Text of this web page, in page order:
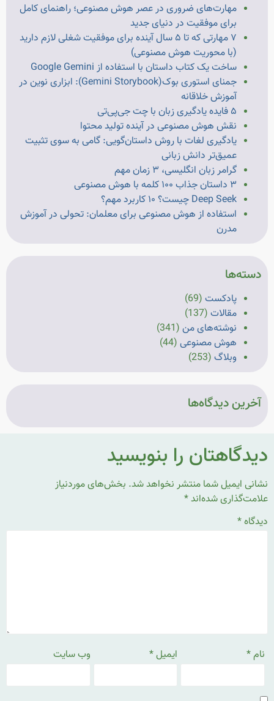
مهارت‌های ضروری در عصر هوش مصنوعی؛ راهنمای کامل
برای موفقیت در دنیای جدید
۷ مهارتی که تا ۵ سال آینده برای موفقیت شغلی لازم دارید
(با محوریت هوش مصنوعی)
ساخت یک کتاب داستان با استفاده از Google Gemini
جمنای استوری بوک(Gemini Storybook): ابزاری نوین در
آموزش خلاقانه
۵ فایده یادگیری زبان با چت جی‌پی‌تی
نقش هوش مصنوعی در آینده تولید محتوا
یادگیری لغات با روش داستان‌گویی: گامی به سوی تثبیت
عمیق‌تر دانش زبانی
گرامر زبان انگلیسی، ۳ زمان مهم
۳ داستان جذاب ۱۰۰ کلمه با هوش مصنوعی
Deep Seek چیست؟ ۱۰ کاربرد مهم؟
استفاده از هوش مصنوعی برای معلمان: تحولی در آموزش
مدرن
دسته‌ها
پادکست(69)
مقالات(137)
نوشته‌های من(341)
هوش مصنوعی(44)
وبلاگ(253)
آخرین دیدگاه‌ها
را بنویسید
ایمیل شما منتشر نخواهد شد.بخش‌های موردنیاز
شده‌اند*
*
نام* ایمیل* وب‌ سایت